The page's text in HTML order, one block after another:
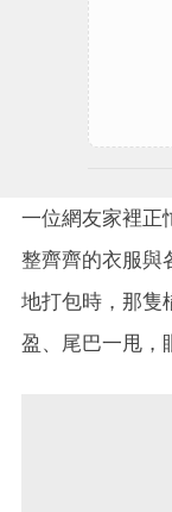
一位網友家裡正
整齊齊的衣服與
地打包時，那
盈、尾巴一甩，